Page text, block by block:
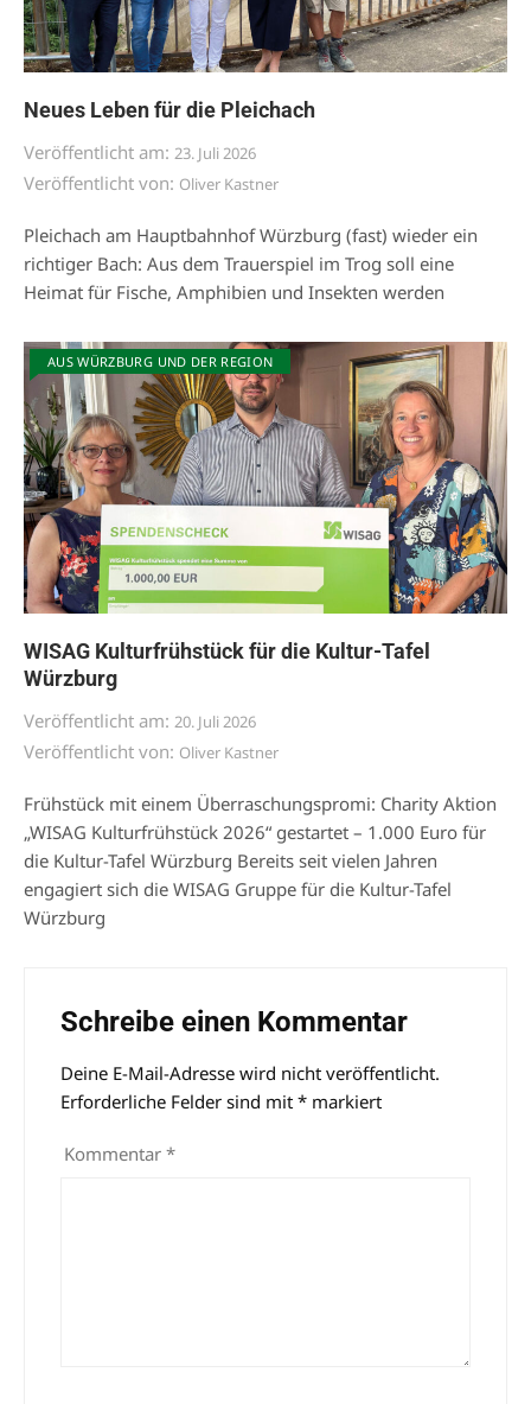
Neues Leben für die Pleichach
Veröffentlicht am: 23. Juli 2026
Veröffentlicht von: Oliver Kastner
Pleichach am Hauptbahnhof Würzburg (fast) wieder ein
richtiger Bach: Aus dem Trauerspiel im Trog soll eine
Heimat für Fische, Amphibien und Insekten werden
AUS WÜRZBURG UND DER REGION
WISAG Kulturfrühstück für die Kultur-Tafel
Würzburg
Veröffentlicht am: 20. Juli 2026
Veröffentlicht von: Oliver Kastner
Frühstück mit einem Überraschungspromi: Charity Aktion
„WISAG Kulturfrühstück 2026“ gestartet – 1.000 Euro für
die Kultur-Tafel Würzburg Bereits seit vielen Jahren
engagiert sich die WISAG Gruppe für die Kultur-Tafel
Würzburg
Schreibe einen Kommentar
Deine E-Mail-Adresse wird nicht veröffentlicht.
Erforderliche Felder sind mit * markiert
Kommentar *
Alternative: